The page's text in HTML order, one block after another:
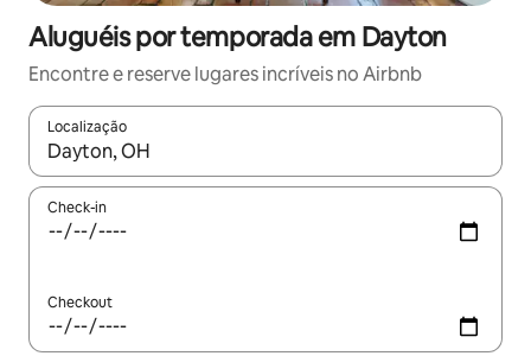
Aluguéis por temporada em Dayton
Encontre e reserve lugares incríveis no Airbnb
Localização
Quando os resultados estiverem disponíveis, explore-os
Check-in
Checkout